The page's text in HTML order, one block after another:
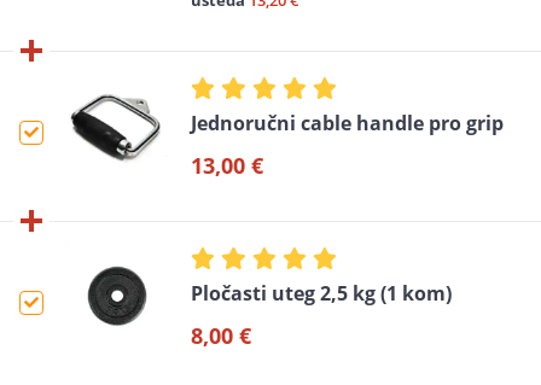
Jednoručni cable handle pro grip
13,00 €
Pločasti uteg 2,5 kg (1 kom)
8,00 €